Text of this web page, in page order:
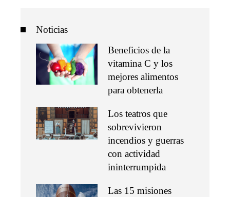
Noticias
Beneficios de la
vitamina C y los
mejores alimentos
para obtenerla
Los teatros que
sobrevivieron
incendios y guerras
con actividad
ininterrumpida
Las 15 misiones